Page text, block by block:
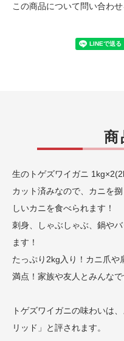
この商品について問い合わせ
商
生のトゲズワイガニ
カット済みなので、カニを
しいカニを食べられます！
刺身、しゃぶしゃぶ、鍋や
ます！
たっぷり2kg入り！カニ爪や
満点！家族や友人とみんな
トゲズワイガニの味わいは
リッド」と評されます。